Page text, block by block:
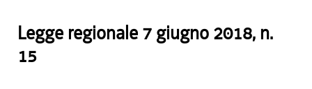
Legge regionale 7 giugno 2018, n.
15